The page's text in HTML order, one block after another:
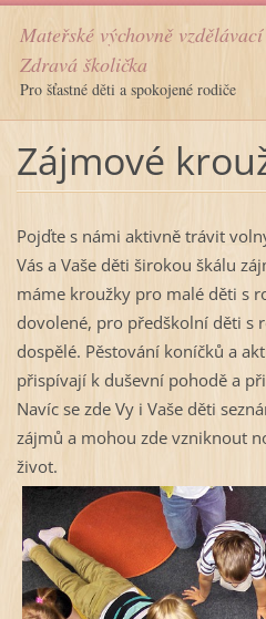
Mateřské výchovně
Zdravá školička
Pro šťastné děti a spokojené rodiče
Zájmové
Pojďte s námi aktivně trávit
Vás a Vaše děti širokou škálu
máme kroužky pro malé děti s
dovolené, pro předškolní děti s
dospělé. Pěstování koníčků a
přispívají k duševní pohodě a
Navíc se zde Vy i Vaše děti
zájmů a mohou zde vzniknout
život.